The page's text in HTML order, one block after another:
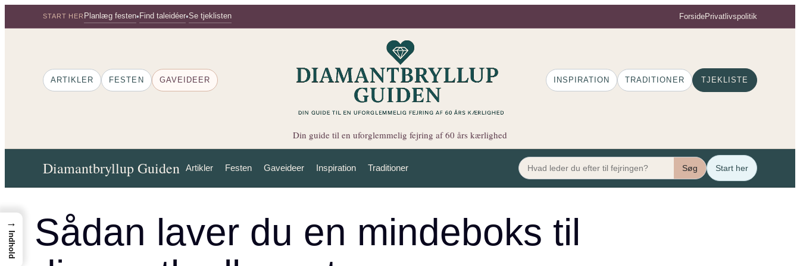
til
START HER Planlæg festen• Find taleidéer•Se tjeklisten ForsidePrivatlivspolitik
ARTIKLER FESTEN GAVEIDEER INSPIRATION TRADITIONER TJEKLISTE
Din guide til en uforglemmelig fejring af 60 års kærlighed
Diamantbryllup Guiden Artikler Festen Gaveideer Inspiration Traditioner Søg Start her
Sådan laver du en mindeboks til
→
Indhold